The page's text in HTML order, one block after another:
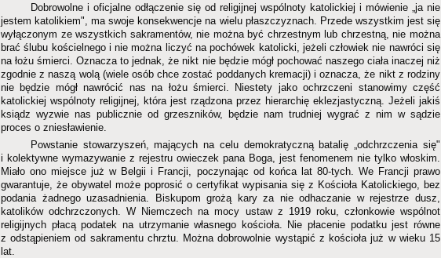
Dobrowolne i oficjalne odłączenie się od religijnej wspólnoty katolickiej i mówienie „ja nie
jestem katolikiem", ma swoje konsekwencje na wielu płaszczyznach. Przede wszystkim jest się
wyłączonym ze wszystkich sakramentów, nie można być chrzestnym lub chrzestną, nie można
brać ślubu kościelnego i nie można liczyć na pochówek katolicki, jeżeli człowiek nie nawróci się
na łożu śmierci. Oznacza to jednak, że nikt nie będzie mógł pochować naszego ciała inaczej niż
zgodnie z naszą wolą (wiele osób chce zostać poddanych kremacji) i oznacza, że nikt z rodziny
nie będzie mógł nawrócić nas na łożu śmierci. Niestety jako ochrzczeni stanowimy część
katolickiej wspólnoty religijnej, która jest rządzona przez hierarchię eklezjastyczną. Jeżeli jakiś
ksiądz wyzwie nas publicznie od grzeszników, będzie nam trudniej wygrać z nim w sądzie
proces o zniesławienie.
Powstanie stowarzyszeń, mających na celu demokratyczną batalię „odchrzczenia się"
i kolektywne wymazywanie z rejestru owieczek pana Boga, jest fenomenem nie tylko włoskim.
Miało ono miejsce już w Belgii i Francji, poczynając od końca lat 80-tych. We Francji prawo
gwarantuje, że obywatel może poprosić o certyfikat wypisania się z Kościoła Katolickiego, bez
podania żadnego uzasadnienia. Biskupom grożą kary za nie odhaczanie w rejestrze dusz,
katolików odchrzczonych. W Niemczech na mocy ustaw z 1919 roku, członkowie wspólnot
religijnych płacą podatek na utrzymanie własnego kościoła. Nie płacenie podatku jest równe
z odstąpieniem od sakramentu chrztu. Można dobrowolnie wystąpić z kościoła już w wieku 15
lat.